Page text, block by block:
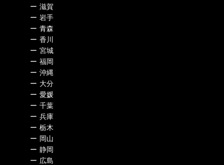
ー 滋賀
ー 岩手
ー 青森
ー 香川
ー 宮城
ー 福岡
ー 沖縄
ー 大分
ー 愛媛
ー 千葉
ー 兵庫
ー 栃木
ー 岡山
ー 静岡
ー 広島